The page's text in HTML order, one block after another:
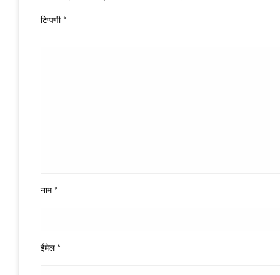
टिप्पणी *
नाम *
ईमेल *